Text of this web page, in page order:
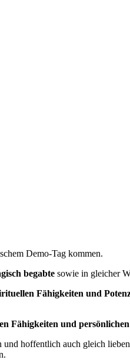
Demo-Tag kommen.
begabte sowie in gleicher
Fähigkeiten und
Fähigkeiten und
hoffentlich auch gleich